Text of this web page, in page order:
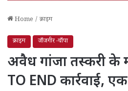
Home / क्राइम
क्राइम जाँजगीर -चाँपा
अवैध गांजा तस्करी के
TO END कार्रवाई,